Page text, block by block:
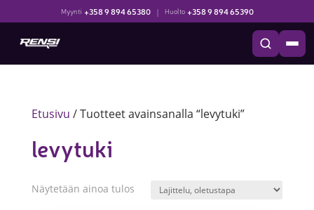
Myynti +358 9 894 65380 | Huolto +358 9 894 65390
Etusivu / Tuotteet avainsanalla “levytuki”
levytuki
Näytetään ainoa tulos